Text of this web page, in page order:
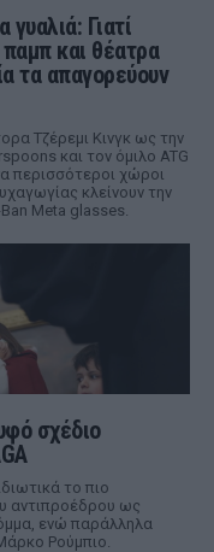
Γιατί
παμπ και θέατρα
τα απαγορεύουν
Τζέρεμι Κινγκ ως την
και τον όμιλο ATG
περισσότεροι χώροι
κλείνουν την
Meta glasses.
σχέδιο
το πιο
αντιπροέδρου ως
ενώ παράλληλα
Ρούμπιο.